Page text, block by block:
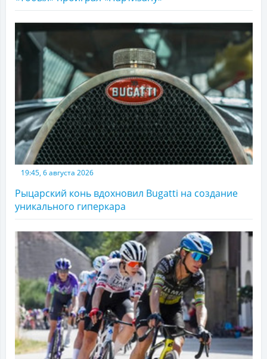
19:45, 6 августа 2026
Рыцарский конь вдохновил Bugatti на создание
уникального гиперкара